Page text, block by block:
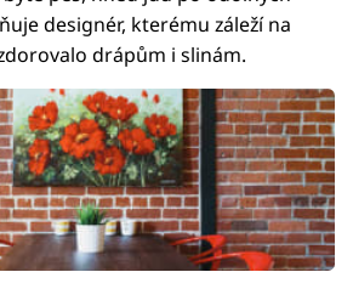
designér, kterému záleží na
drápům i slinám.